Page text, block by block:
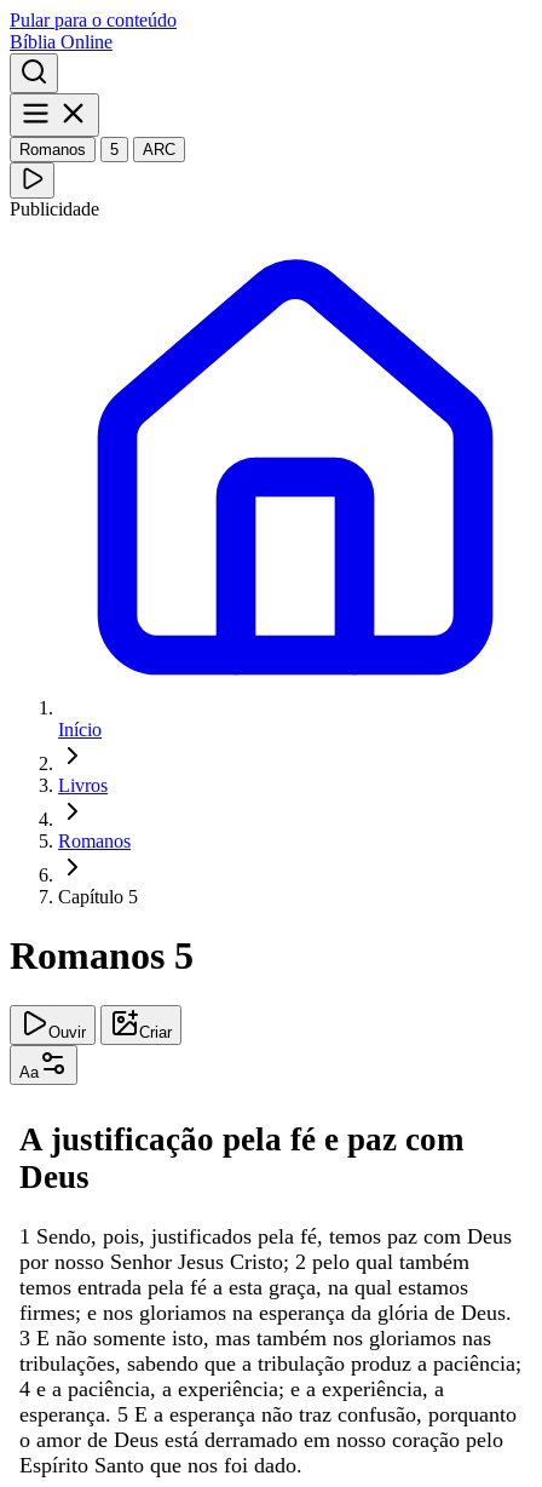
Pular para o conteúdo
Bíblia Online
Romanos 5 ARC
Publicidade
Início
Livros
Romanos
Capítulo 5
Romanos 5
Ouvir Criar
Aa
A justificação pela fé e paz com
Deus
1 Sendo, pois, justificados pela fé, temos paz com Deus
por nosso Senhor Jesus Cristo; 2 pelo qual também
temos entrada pela fé a esta graça, na qual estamos
firmes; e nos gloriamos na esperança da glória de Deus.
3 E não somente isto, mas também nos gloriamos nas
tribulações, sabendo que a tribulação produz a paciência;
4 e a paciência, a experiência; e a experiência, a
esperança. 5 E a esperança não traz confusão, porquanto
o amor de Deus está derramado em nosso coração pelo
Espírito Santo que nos foi dado.